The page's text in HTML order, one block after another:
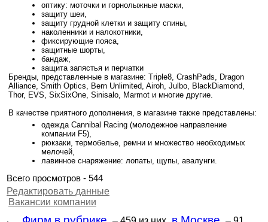
оптику: моточки и горнолыжные маски,
защиту шеи,
защиту грудной клетки и защиту спины,
наколенники и налокотники,
фиксирующие пояса,
защитные шорты,
бандаж,
защита запястья и перчатки
Бренды, представленные в магазине: Triple8, CrashPads, Dragon
Alliance, Smith Optics, Bern Unlimited, Airoh, Julbo, BlackDiamond,
Thor, EVS, SixSixOne, Sinisalo, Marmot и многие другие.
В качестве приятного дополнения, в магазине также представлены:
одежда Cannibal Racing (молодежное направление
компании F5),
рюкзаки, термобелье, ремни и множество необходимых
мелочей,
лавинное снаряжение: лопаты, щупы, авалунги.
Всего просмотров - 544
Редактировать данные
Вакансии компании